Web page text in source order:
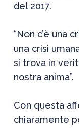
del 2017.
“Non c’è una
una crisi
si trova in
nostra anima”.
Con questa
chiaramente